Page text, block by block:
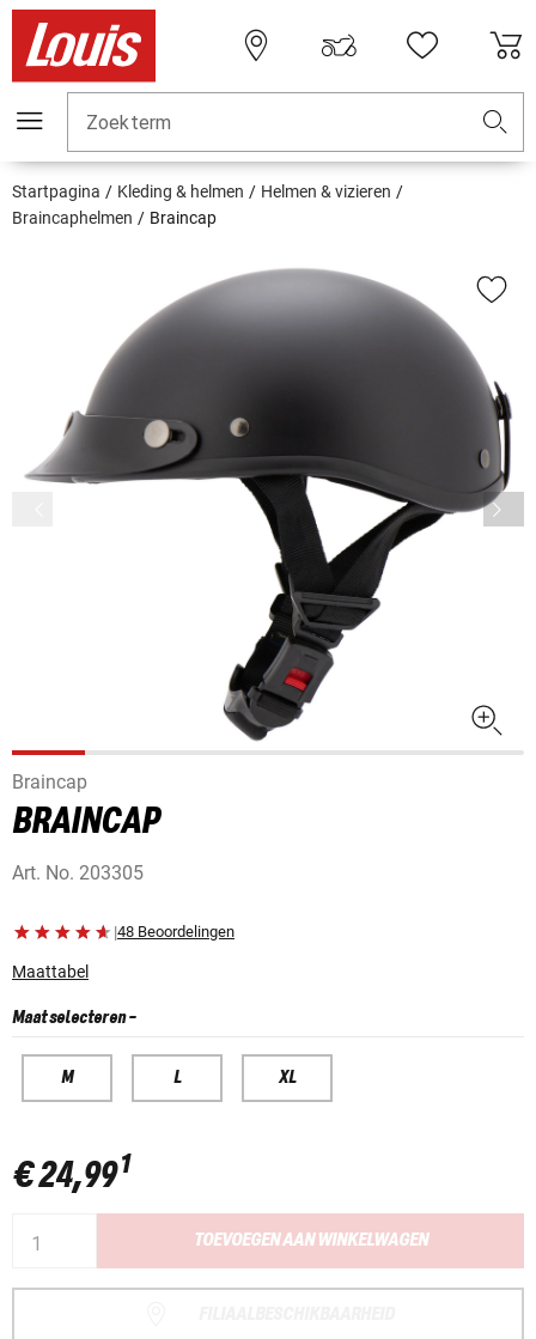
Zoekterm
Startpagina Kleding & helmen
Helmen & vizieren
Braincaphelmen
Braincap
Braincap
BRAINCAP
Art. No. 203305
|48 Beoordelingen
Maattabel
Maat selecteren-
M L XL
€ 24,991
TOEVOEGEN AAN WINKELWAGEN